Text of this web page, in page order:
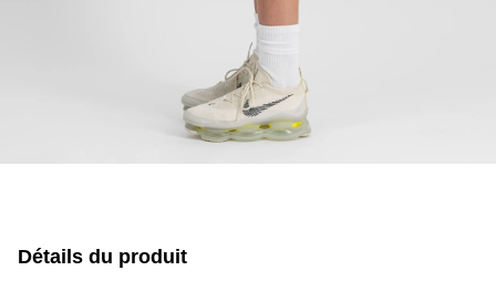
Détails du produit